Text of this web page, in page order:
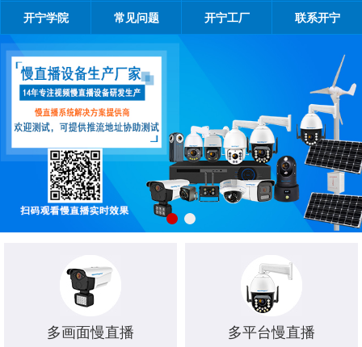
开宁学院 常见问题 开宁工厂 联系开宁
多画面慢直播 多平台慢直播